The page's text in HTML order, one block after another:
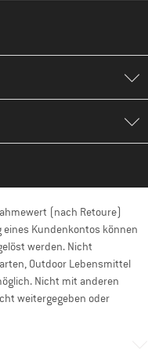
(nach Retoure)
Kundenkontos können
werden. Nicht
Outdoor Lebensmittel
Nicht mit anderen
weitergegeben oder